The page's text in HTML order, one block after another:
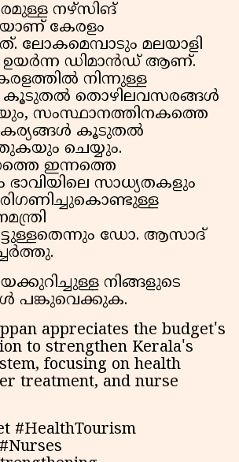
നഴ്‌സിങ്
കേരളം
ലോകമെമ്പാടും മലയാളി
ഉയർന്ന ഡിമാൻഡ് ആണ്.
നിന്നുള്ള
കൂടുതൽ തൊഴിലവസരങ്ങൾ
സംസ്ഥാനത്തിനകത്തെ
കൂടുതൽ
ചെയ്യും.
ഇന്നത്തെ
സാധ്യതകളും
ഡോ. ആസാദ്
നിങ്ങളുടെ
പങ്കുവെക്കുക.
appreciates the budget's
to strengthen Kerala's
focusing on health
treatment, and nurse
#HealthTourism